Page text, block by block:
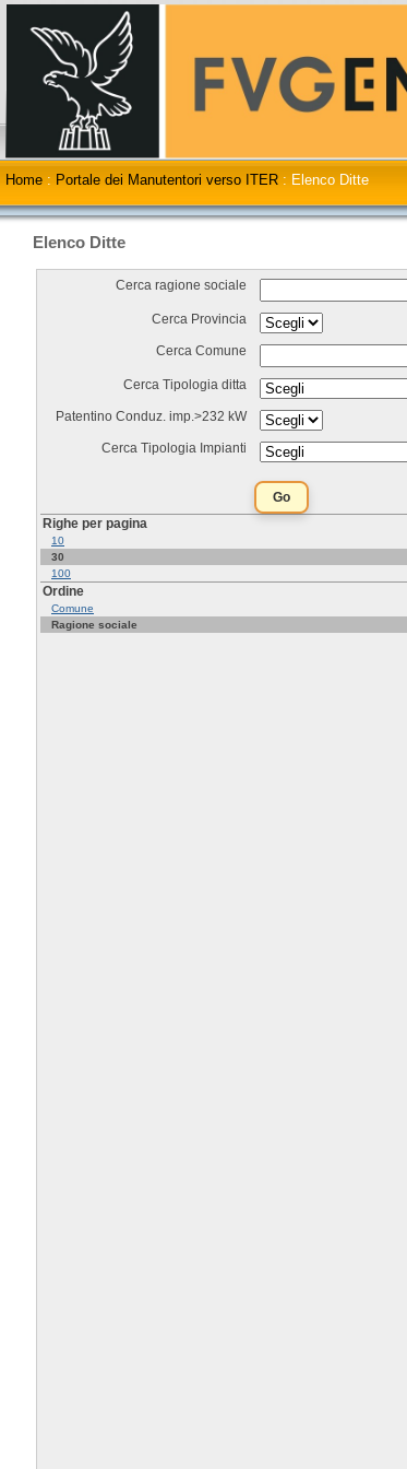
Home : Portale dei Manutentori verso ITER : Elenco Ditte
Elenco Ditte
Cerca ragione sociale
Cerca Provincia
Cerca Comune
Cerca Tipologia ditta
Patentino Conduz. imp.>232 kW
Cerca Tipologia Impianti
Righe per pagina
10
30
100
Ordine
Comune
Ragione sociale